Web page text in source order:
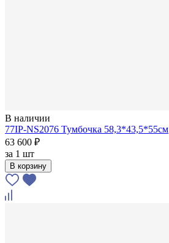
В наличии
77IP-NS2076 Тумбочка 58,3*43,5*55см
63 600 ₽
за 1 шт
В корзину